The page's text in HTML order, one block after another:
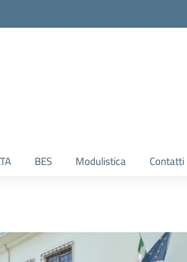
BES Modulistica Contatti